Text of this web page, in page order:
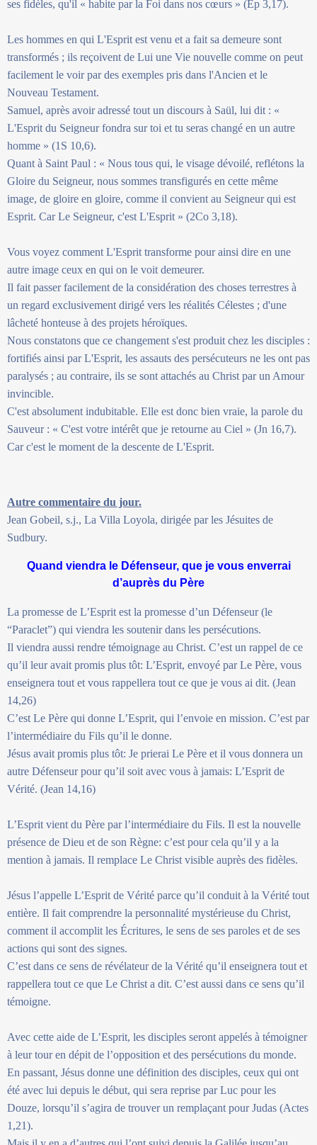
ses fidèles, qu'il « habite par la Foi dans nos cœurs » (Ep 3,17).
Les hommes en qui L'Esprit est venu et a fait sa demeure sont
transformés ; ils reçoivent de Lui une Vie nouvelle comme on peut
facilement le voir par des exemples pris dans l'Ancien et le
Nouveau Testament.
Samuel, après avoir adressé tout un discours à Saül, lui dit : «
L'Esprit du Seigneur fondra sur toi et tu seras changé en un autre
homme » (1S 10,6).
Quant à Saint Paul : « Nous tous qui, le visage dévoilé, reflétons la
Gloire du Seigneur, nous sommes transfigurés en cette même
image, de gloire en gloire, comme il convient au Seigneur qui est
Esprit. Car Le Seigneur, c'est L'Esprit » (2Co 3,18).
Vous voyez comment L'Esprit transforme pour ainsi dire en une
autre image ceux en qui on le voit demeurer.
Il fait passer facilement de la considération des choses terrestres à
un regard exclusivement dirigé vers les réalités Célestes ; d'une
lâcheté honteuse à des projets héroïques.
Nous constatons que ce changement s'est produit chez les disciples :
fortifiés ainsi par L'Esprit, les assauts des persécuteurs ne les ont pas
paralysés ; au contraire, ils se sont attachés au Christ par un Amour
invincible.
C'est absolument indubitable. Elle est donc bien vraie, la parole du
Sauveur : « C'est votre intérêt que je retourne au Ciel » (Jn 16,7).
Car c'est le moment de la descente de L'Esprit.
Autre commentaire du jour.
Jean Gobeil, s.j., La Villa Loyola, dirigée par les Jésuites de
Sudbury.
Quand viendra le Défenseur, que je vous enverrai
d’auprès du Père
La promesse de L’Esprit est la promesse d’un Défenseur (le
“Paraclet”) qui viendra les soutenir dans les persécutions.
Il viendra aussi rendre témoignage au Christ. C’est un rappel de ce
qu’il leur avait promis plus tôt: L’Esprit, envoyé par Le Père, vous
enseignera tout et vous rappellera tout ce que je vous ai dit. (Jean
14,26)
C’est Le Père qui donne L’Esprit, qui l’envoie en mission. C’est par
l’intermédiaire du Fils qu’il le donne.
Jésus avait promis plus tôt: Je prierai Le Père et il vous donnera un
autre Défenseur pour qu’il soit avec vous à jamais: L’Esprit de
Vérité. (Jean 14,16)
L’Esprit vient du Père par l’intermédiaire du Fils. Il est la nouvelle
présence de Dieu et de son Règne: c’est pour cela qu’il y a la
mention à jamais. Il remplace Le Christ visible auprès des fidèles.
Jésus l’appelle L’Esprit de Vérité parce qu’il conduit à la Vérité tout
entière. Il fait comprendre la personnalité mystérieuse du Christ,
comment il accomplit les Écritures, le sens de ses paroles et de ses
actions qui sont des signes.
C’est dans ce sens de révélateur de la Vérité qu’il enseignera tout et
rappellera tout ce que Le Christ a dit. C’est aussi dans ce sens qu’il
témoigne.
Avec cette aide de L’Esprit, les disciples seront appelés à témoigner
à leur tour en dépit de l’opposition et des persécutions du monde.
En passant, Jésus donne une définition des disciples, ceux qui ont
été avec lui depuis le début, qui sera reprise par Luc pour les
Douze, lorsqu’il s’agira de trouver un remplaçant pour Judas (Actes
1,21).